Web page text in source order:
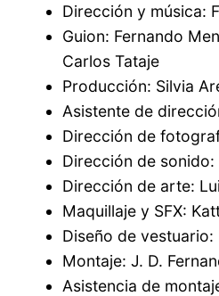
Dirección y música:
Guion: Fernando
Carlos Tataje
Producción: Silvia
Asistente de
Dirección de
Dirección de
Dirección de arte:
Maquillaje y SFX:
Diseño de vestuario:
Montaje: J. D.
Asistencia de